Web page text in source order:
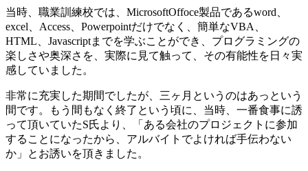
当時、職業訓練校では、MicrosoftOffoce製品であるword、
excel、Access、Powerpointだけでなく、簡単なVBA、
HTML、Javascriptまでを学ぶことができ、プログラミングの
楽しさや奥深さを、実際に見て触って、その有能性を日々実
感していました。
非常に充実した期間でしたが、三ヶ月というのはあっという
間です。もう間もなく終了という頃に、当時、一番食事に誘
って頂いていたS氏より、「ある会社のプロジェクトに参加
することになったから、アルバイトでよければ手伝わない
か」とお誘いを頂きました。